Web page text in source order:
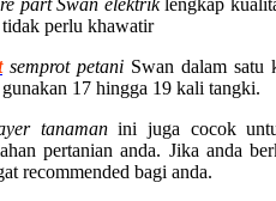
part Swan elektriklengkap
tidak perlu khawatir
semprot petani Swan dalam
17 hingga 19 kali tangki.
tanamanini juga cocok
pertanian anda. Jika anda
recommended bagi anda.